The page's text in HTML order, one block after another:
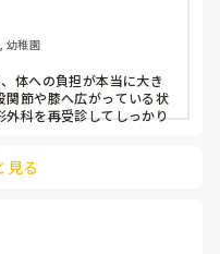
止め、電気などで１週間
止めや湿布で抑えて仕
なり、痛みが走ります。
もに痛みが来始めまし
幼稚園
体への負担が本当に大き
関節や膝へ広がっている状
外科を再受診してしっかり
先生に相談して頼むよう
見る